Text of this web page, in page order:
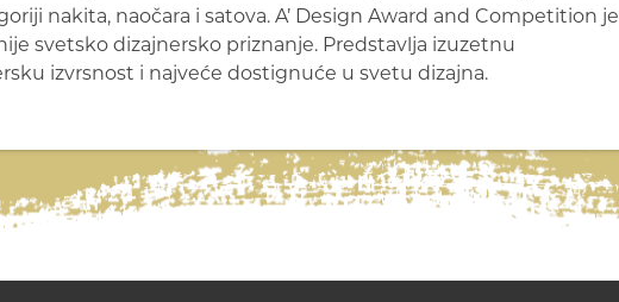
nakita, naočara i satova. A’ Design Award and Competition je
svetsko dizajnersko priznanje. Predstavlja izuzetnu
izvrsnost i najveće dostignuće u svetu dizajna.